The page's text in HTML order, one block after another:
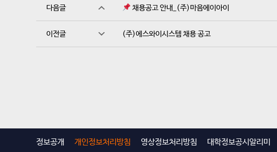
다음글 채용공고 안내_(주)마음에이아이
이전글 (주)에스와이시스템 채용 공고
정보공개 개인정보처리방침 영상정보처리방침 대학정보공시알리미